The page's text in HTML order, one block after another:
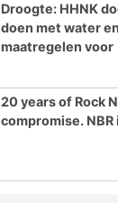
Droogte: HHNK
doen met water
maatregelen voor
20 years of Rock
compromise.